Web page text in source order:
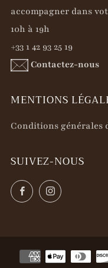
accompagner dans
10h à 19h
+33 1 42 93 25 19
Contactez-nous
MENTIONS
Conditions générales
SUIVEZ-NOUS
FacebookInstagram